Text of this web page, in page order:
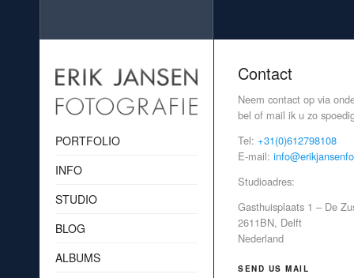
Contact
Neem contact op via
bel of mail ik u zo
Tel: +31(0)612798108
E-mail:
Studioadres:
Gasthuisplaats 1 – De
2611BN, Delft
Nederland
SEND US MAIL
PORTFOLIO
INFO
STUDIO
BLOG
ALBUMS